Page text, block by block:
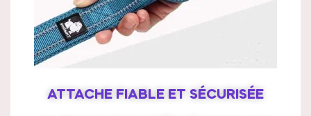
ATTACHE FIABLE ET SÉCURISÉE